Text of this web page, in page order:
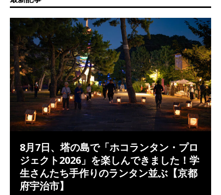
8月7日、塔の島で「ホコランタン・プロ
ジェクト2026」を楽しんできました！学
生さんたち手作りのランタン並ぶ【京都
府宇治市】